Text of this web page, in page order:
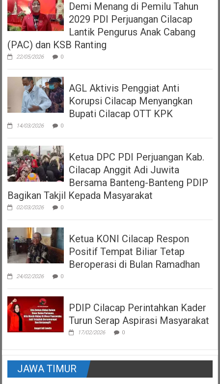
Demi Menang di Pemilu Tahun
2029 PDI Perjuangan Cilacap
Lantik Pengurus Anak Cabang
(PAC) dan KSB Ranting
22/05/2026 0
AGL Aktivis Penggiat Anti
Korupsi Cilacap Menyangkan
Bupati Cilacap OTT KPK
14/03/2026 0
Ketua DPC PDI Perjuangan Kab.
Cilacap Anggit Adi Juwita
Bersama Banteng-Banteng PDIP
Bagikan Takjil Kepada Masyarakat
02/03/2026 0
Ketua KONI Cilacap Respon
Positif Tempat Biliar Tetap
Beroperasi di Bulan Ramadhan
24/02/2026 0
PDIP Cilacap Perintahkan Kader
Turun Serap Aspirasi Masyarakat
17/02/2026 0
JAWA TIMUR